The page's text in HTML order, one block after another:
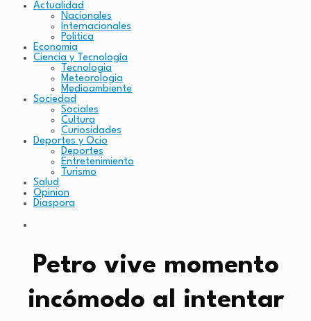
Actualidad
Nacionales
Internacionales
Politica
Economia
Ciencia y Tecnología
Tecnologia
Meteorologia
Medioambiente
Sociedad
Sociales
Cultura
Curiosidades
Deportes y Ocio
Deportes
Entretenimiento
Turismo
Salud
Opinion
Diaspora
Petro vive momento
incómodo al intentar